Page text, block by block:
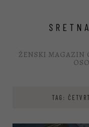
ŽENSKI
TAG: